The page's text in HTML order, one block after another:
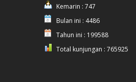
Kemarin : 747
Bulan ini : 4486
Tahun ini : 199588
Total kunjungan : 765925